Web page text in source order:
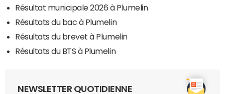
Résultat municipale 2026 à Plumelin
Résultats du bac à Plumelin
Résultats du brevet à Plumelin
Résultats du BTS à Plumelin
NEWSLETTER QUOTIDIENNE